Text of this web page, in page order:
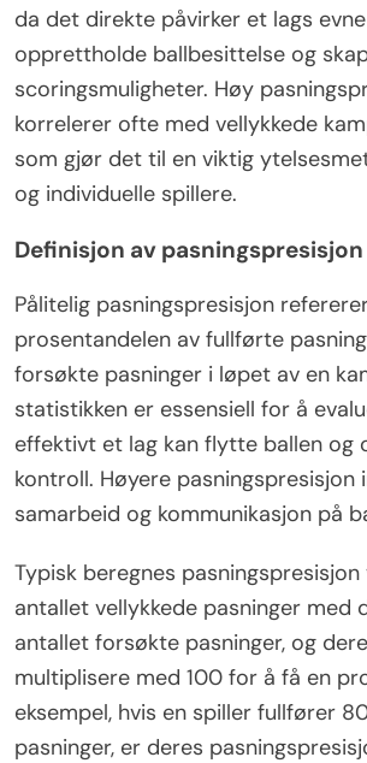
da det direkte påvirker et lags
opprettholde ballbesittelse og
scoringsmuligheter. Høy
korrelerer ofte med vellykkede
som gjør det til en viktig
og individuelle spillere.
Definisjon av pasningspresisjon
Pålitelig pasningspresisjon
prosentandelen av fullførte
forsøkte pasninger i løpet av en
statistikken er essensiell for å
effektivt et lag kan flytte ballen og
kontroll. Høyere pasningspresisjon
samarbeid og kommunikasjon på
Typisk beregnes
antallet vellykkede pasninger med
antallet forsøkte pasninger, og
multiplisere med 100 for å få en
eksempel, hvis en spiller fullfører
pasninger, er deres